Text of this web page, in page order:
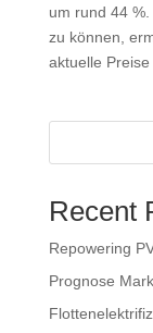
um rund 44
zu können,
aktuelle Preise
Recent
Repowering
Prognose